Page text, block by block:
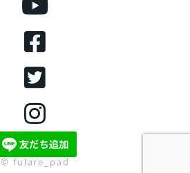
© fulare_pad